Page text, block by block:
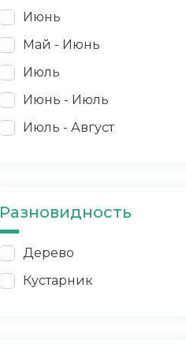
Июнь
Май - Июнь
Июль
Июнь - Июль
Июль - Август
Разновидность
Дерево
Кустарник